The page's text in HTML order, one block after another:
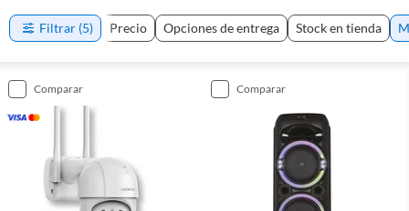
Filtrar (5) Precio Opciones de entrega Stock en tienda
comparar comparar